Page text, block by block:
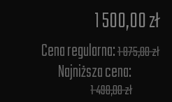
1 500,00 zł
Cena regularna:1 875,00 zł
Najniższa cena:
1 498,00 zł